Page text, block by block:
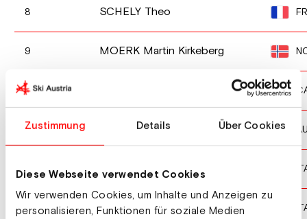
Zustimmung Details Über Cookies
Diese Webseite verwendet Cookies
Wir verwenden Cookies, um Inhalte und Anzeigen zu
personalisieren, Funktionen für soziale Medien
8 SCHELY Theo
9 MOERK Martin Kirkeberg
10
11 VERMEULEN Mika
12 GRAZ Davide
13 BARP Elia